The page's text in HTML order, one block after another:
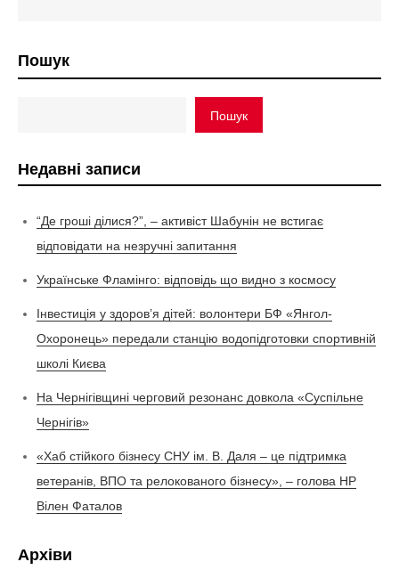
Пошук
Пошук
Недавні записи
“Де гроші ділися?”, – активіст Шабунін не встигає
відповідати на незручні запитання
Українське Фламінго: відповідь що видно з космосу
Інвестиція у здоров’я дітей: волонтери БФ «Янгол-
Охоронець» передали станцію водопідготовки спортивній
школі Києва
На Чернігівщині черговий резонанс довкола «Суспільне
Чернігів»
«Хаб стійкого бізнесу СНУ ім. В. Даля – це підтримка
ветеранів, ВПО та релокованого бізнесу», – голова НР
Вілен Фаталов
Архіви